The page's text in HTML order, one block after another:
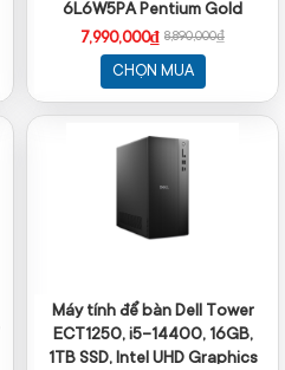
6L6W5PA Pentium Gold
G7400 | 8GB | 256 GB | Intel
UHD | Win 11 | Đen
7,990,000₫ 8,890,000₫
CHỌN MUA
Máy tính để bàn Dell Tower
ECT1250, i5-14400, 16GB,
1TB SSD, Intel UHD Graphics